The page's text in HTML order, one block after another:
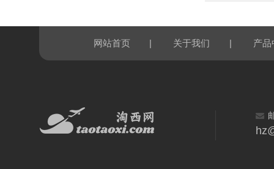
网站首页 | 关于我们 | 产品